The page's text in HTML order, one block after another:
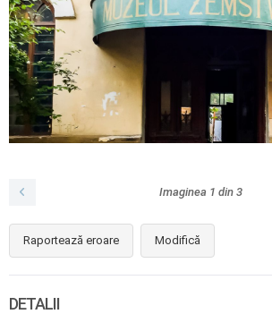
Imaginea 1 din 3
Raportează eroare Modifică
DETALII